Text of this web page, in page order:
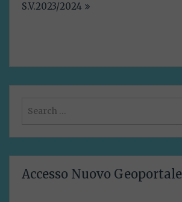
S.V.2023/2024
for:
Accesso Nuovo Geoportale